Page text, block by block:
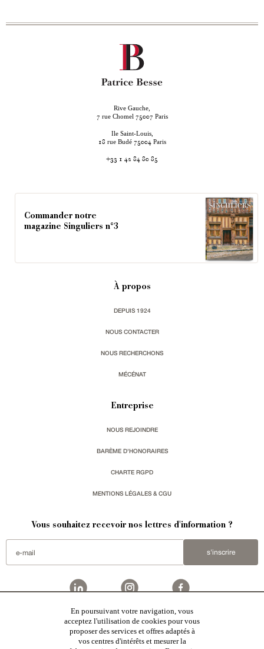
Rive Gauche,
7 rue Chomel 75007 Paris
Ile Saint-Louis,
18 rue Budé 75004 Paris
+33 1 42 84 80 85
Commander notre
magazine Singuliers n°3
À propos
DEPUIS 1924
NOUS CONTACTER
NOUS RECHERCHONS
MÉCÉNAT
Entreprise
NOUS REJOINDRE
BARÈME D'HONORAIRES
CHARTE RGPD
MENTIONS LÉGALES & CGU
Vous souhaitez recevoir nos lettres d'information ?
s'inscrire
est une agence immobilière basée à Paris, ayant créé un réseau national spécialisé
dans la vente de bâtiments de caractère. Vente de
manoirs
maisons en ville,appartements ,Architecture du 20ème S.,monuments historiques
moulins,mas & corps de ferme,maisons de village
propriétés équestres,forêts et terres agricoles,biens avec vue sur mer
En poursuivant votre navigation, vous
acceptez l'utilisation de cookies pour vous
proposer des services et offres adaptés à
vos centres d'intérêts et mesurer la